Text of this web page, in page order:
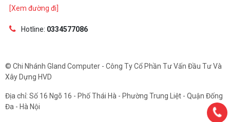
[Xem đường đi]
Hotline: 0334577086
© Chi Nhánh Gland Computer - Công Ty Cổ Phần Tư Vấn Đầu Tư Và
Xây Dựng HVD
Địa chỉ: Số 16 Ngõ 16 - Phố Thái Hà - Phường Trung Liệt - Quận Đống
Đa - Hà Nội